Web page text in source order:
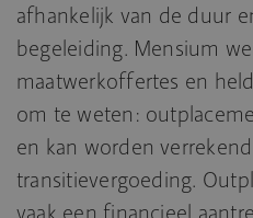
afhankelijk van de duur
begeleiding. Mensium
maatwerkoffertes en
om te weten:
en kan worden
transitievergoeding.
vaak een financieel